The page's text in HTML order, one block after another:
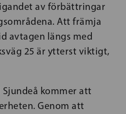
av förbättringar
Att främja
avtagen längs med
25 är ytterst viktigt,
Sjundeå kommer att
Genom att